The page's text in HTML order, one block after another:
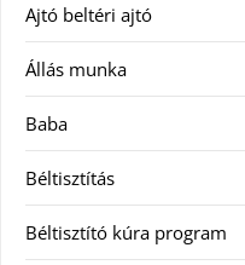
Ajtó beltéri ajtó
Állás munka
Baba
Béltisztítás
Béltisztító kúra program